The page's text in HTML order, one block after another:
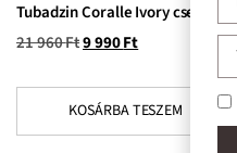
Tubadzin Coralle Ivory csempe
21 960Ft9 990Ft
KOSÁRBA TESZEM